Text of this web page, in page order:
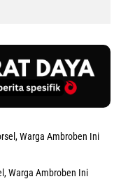
Warga Ambroben Ini